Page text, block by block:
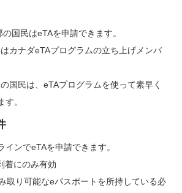
国民はeTAを申請できます。
カナダeTAプログラムの立ち上げメンバ
国民は、eTAプログラムを使って素早く
。
ンでeTAを申請できます。
着にのみ有効
取り可能なeパスポートを所持している必